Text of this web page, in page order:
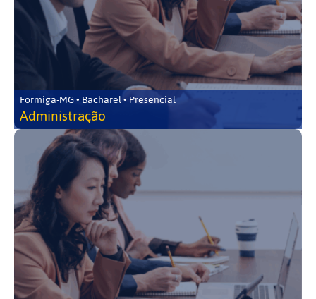
Formiga-MG • Bacharel • Presencial
Administração